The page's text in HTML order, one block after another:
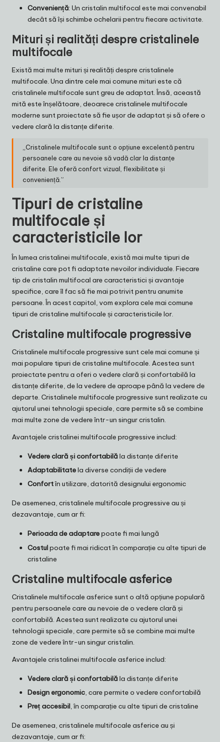
Conveniență: Un cristalin multifocal este mai convenabil
decât să își schimbe ochelarii pentru fiecare activitate.
Mituri și realități despre cristalinele
multifocale
Există mai multe mituri și realități despre cristalinele
multifocale. Una dintre cele mai comune mituri este că
cristalinele multifocale sunt greu de adaptat. Însă, această
mită este înșelătoare, deoarece cristalinele multifocale
moderne sunt proiectate să fie ușor de adaptat și să ofere o
vedere clară la distanțe diferite.
„Cristalinele multifocale sunt o opțiune excelentă pentru
persoanele care au nevoie să vadă clar la distanțe
diferite. Ele oferă confort vizual, flexibilitate și
conveniență.”
Tipuri de cristaline
multifocale și
caracteristicile lor
În lumea cristalinei multifocale, există mai multe tipuri de
cristaline care pot fi adaptate nevoilor individuale. Fiecare
tip de cristalin multifocal are caracteristici și avantaje
specifice, care îl fac să fie mai potrivit pentru anumite
persoane. În acest capitol, vom explora cele mai comune
tipuri de cristaline multifocale și caracteristicile lor.
Cristaline multifocale progressive
Cristalinele multifocale progressive sunt cele mai comune și
mai populare tipuri de cristaline multifocale. Acestea sunt
proiectate pentru a oferi o vedere clară și confortabilă la
distanțe diferite, de la vedere de aproape până la vedere de
departe. Cristalinele multifocale progressive sunt realizate cu
ajutorul unei tehnologii speciale, care permite să se combine
mai multe zone de vedere într-un singur cristalin.
Avantajele cristalinei multifocale progressive includ:
Vedere clară și confortabilăla distanțe diferite
Adaptabilitatela diverse condiții de vedere
Confortîn utilizare, datorită designului ergonomic
De asemenea, cristalinele multifocale progressive au și
dezavantaje, cum ar fi:
Perioada de adaptarepoate fi mai lungă
Costulpoate fi mai ridicat în comparație cu alte tipuri de
cristaline
Cristaline multifocale asferice
Cristalinele multifocale asferice sunt o altă opțiune populară
pentru persoanele care au nevoie de o vedere clară și
confortabilă. Acestea sunt realizate cu ajutorul unei
tehnologii speciale, care permite să se combine mai multe
zone de vedere într-un singur cristalin.
Avantajele cristalinei multifocale asferice includ:
Vedere clară și confortabilăla distanțe diferite
Design ergonomic, care permite o vedere confortabilă
Preț accesibil, în comparație cu alte tipuri de cristaline
De asemenea, cristalinele multifocale asferice au și
dezavantaje, cum ar fi: